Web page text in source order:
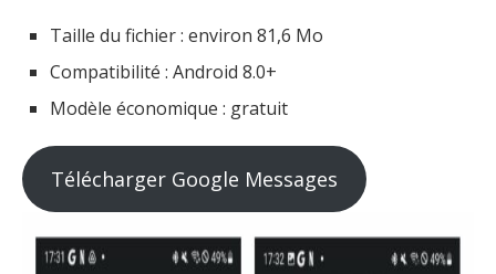
Taille du fichier : environ 81,6 Mo
Compatibilité : Android 8.0+
Modèle économique : gratuit
Télécharger Google Messages